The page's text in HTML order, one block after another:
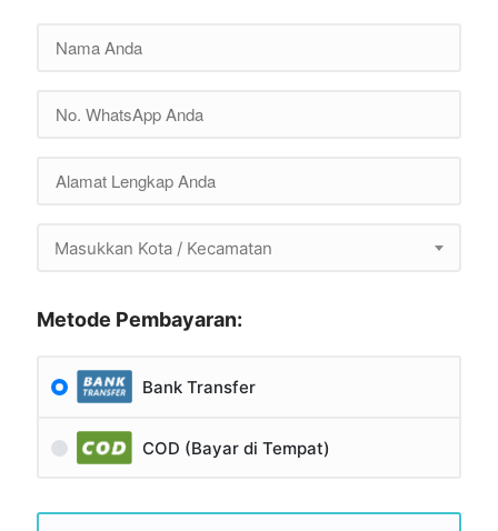
Masukkan Kota / Kecamatan
Metode Pembayaran:
Bank Transfer
COD (Bayar di Tempat)